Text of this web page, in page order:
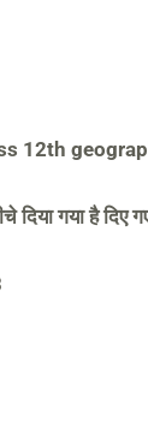
12th
दिया गया है